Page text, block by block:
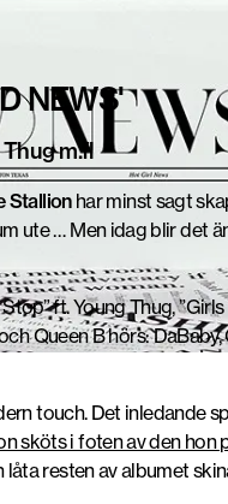
NEWS'
m.fl
Stallionhar minst sagt
ute … Men idag blir det
ft. Young Thug,
Queen B hörs:
touch. Det inledande
sköts i foten av den hon
resten av albumet